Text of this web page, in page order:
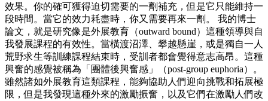
效果。你的確可獲得迫切需要的一劑補充，但是它只能維持一
段時間。當它的效力耗盡時，你又需要再來一劑。 我的博士
論文，就是研究像是外展教育（outward bound）這種領導與自
我發展課程的有效性。當橫渡沼澤、攀越懸崖，或是獨自一人
荒野求生等訓練課程結束時，受訓者都會覺得意志高昂。這種
興奮的感覺被稱為「團體後興奮感」（post-group euphoria）。
雖然諸如外展教育這類課程，能夠協助人們迎向挑戰和拓展極
限，但是我發現這種外來的激勵振奮，以及它們在激勵人們改